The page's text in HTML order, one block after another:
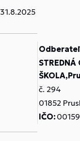
31.8.2025
Odberateľ
STREDNÁ
č. 294
01852
IČO: